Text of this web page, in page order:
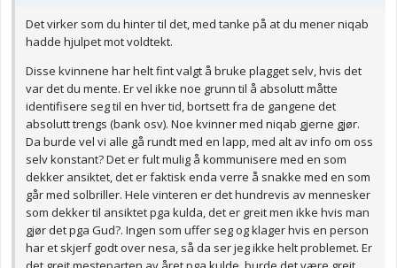
Det virker som du hinter til det, med tanke på at du mener niqab
hadde hjulpet mot voldtekt.
Disse kvinnene har helt fint valgt å bruke plagget selv, hvis det
var det du mente. Er vel ikke noe grunn til å absolutt måtte
identifisere seg til en hver tid, bortsett fra de gangene det
absolutt trengs (bank osv). Noe kvinner med niqab gjerne gjør.
Da burde vel vi alle gå rundt med en lapp, med alt av info om oss
selv konstant? Det er fult mulig å kommunisere med en som
dekker ansiktet, det er faktisk enda verre å snakke med en som
går med solbriller. Hele vinteren er det hundrevis av mennesker
som dekker til ansiktet pga kulda, det er greit men ikke hvis man
gjør det pga Gud?. Ingen som uffer seg og klager hvis en person
har et skjerf godt over nesa, så da ser jeg ikke helt problemet. Er